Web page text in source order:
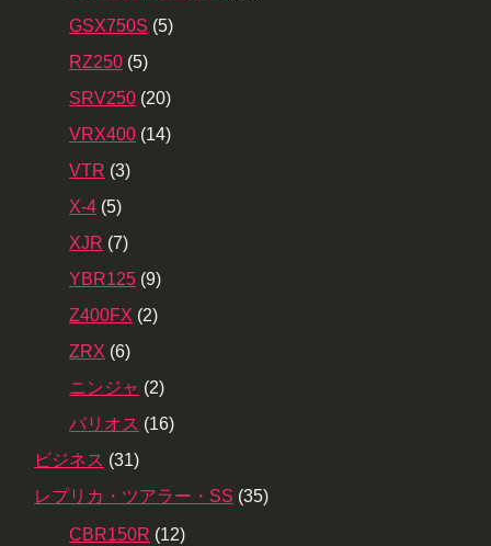
GSX750S (5)
RZ250 (5)
SRV250 (20)
VRX400 (14)
VTR (3)
X-4 (5)
XJR (7)
YBR125 (9)
Z400FX (2)
ZRX (6)
ニンジャ (2)
バリオス (16)
ビジネス (31)
レプリカ・ツアラー・SS (35)
CBR150R (12)